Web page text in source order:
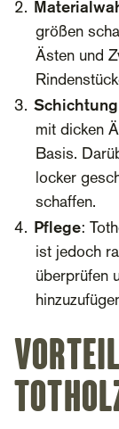
größen
Ästen und
mit dicken
Basis.
locker
schaffen.
Pflege:
ist jedoch
überprüfen